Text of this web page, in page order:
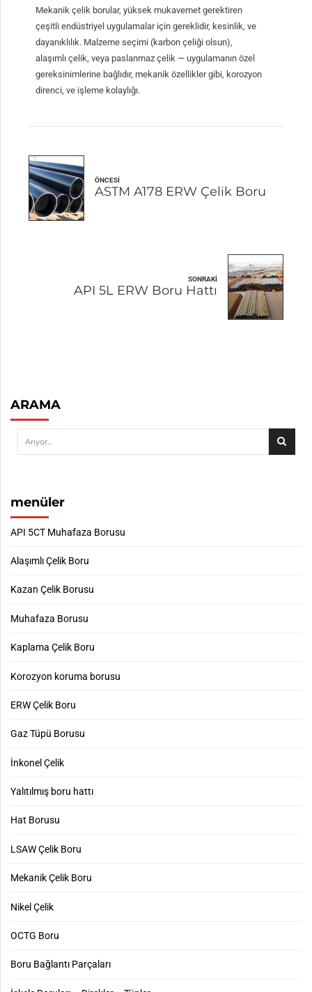
Mekanik çelik borular, yüksek mukavemet gerektiren
çeşitli endüstriyel uygulamalar için gereklidir, kesinlik, ve
dayanıklılık. Malzeme seçimi (karbon çeliği olsun),
alaşımlı çelik, veya paslanmaz çelik — uygulamanın özel
gereksinimlerine bağlıdır, mekanik özellikler gibi, korozyon
direnci, ve işleme kolaylığı.
ÖNCESI
ASTM A178 ERW Çelik Boru
SONRAKI
API 5L ERW Boru Hattı
ARAMA
menüler
API 5CT Muhafaza Borusu
Alaşımlı Çelik Boru
Kazan Çelik Borusu
Muhafaza Borusu
Kaplama Çelik Boru
Korozyon koruma borusu
ERW Çelik Boru
Gaz Tüpü Borusu
İnkonel Çelik
Yalıtılmış boru hattı
Hat Borusu
LSAW Çelik Boru
Mekanik Çelik Boru
Nikel Çelik
OCTG Boru
Boru Bağlantı Parçaları